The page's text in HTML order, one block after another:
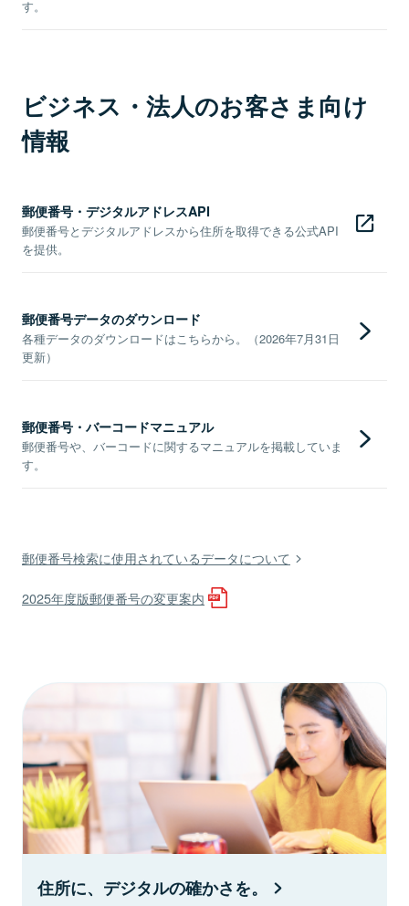
す。
ビジネス・法人のお客さま向け
情報
郵便番号・デジタルアドレスAPI
郵便番号とデジタルアドレスから住所を取得できる公式API
を提供。
郵便番号データのダウンロード
各種データのダウンロードはこちらから。（2026年7月31日
更新）
郵便番号・バーコードマニュアル
郵便番号や、バーコードに関するマニュアルを掲載していま
す。
郵便番号検索に使用されているデータについて
2025年度版郵便番号の変更案内
住所に、デジタルの確かさを。